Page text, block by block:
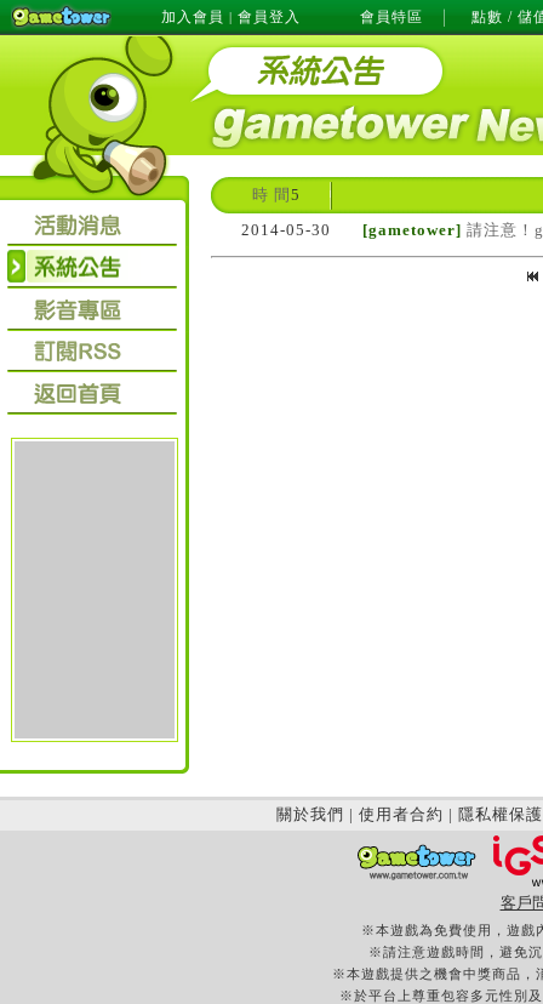
加入會員 | 會員登入 會員特區 點數 / 儲
時 間 5
2014-05-30
[gametower] 請注意！
關於我們 | 使用者合約 | 隱私權保護
客戶
※本遊戲為免費使用，遊戲
※請注意遊戲時間，避免
※本遊戲提供之機會中獎商品，
※於平台上尊重包容多元性別